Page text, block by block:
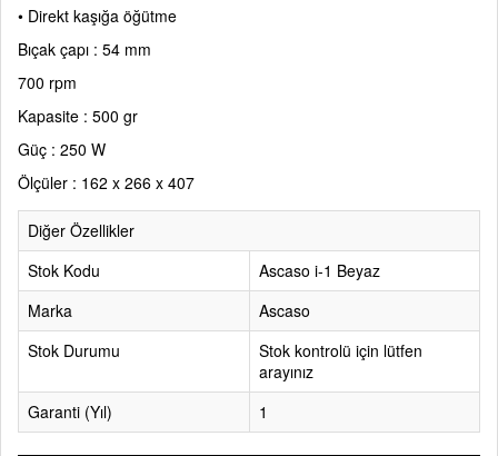
• Direkt kaşığa öğütme
Bıçak çapı : 54 mm
700 rpm
Kapasite : 500 gr
Güç : 250 W
Ölçüler : 162 x 266 x 407
Diğer Özellikler
Stok Kodu
Ascaso i-1 Beyaz
Marka
Ascaso
Stok Durumu
Stok kontrolü için lütfen
arayınız
Garanti (Yıl)
1